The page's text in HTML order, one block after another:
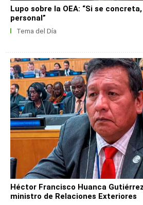
Lupo sobre la OEA: “Si se
personal”
Tema del Día
Héctor Francisco Huanca
ministro de Relaciones Exteriores